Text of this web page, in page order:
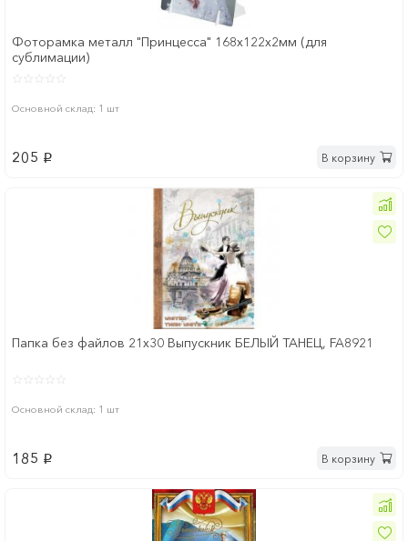
Фоторамка металл "Принцесса" 168x122х2мм (для
сублимации)
Основной склад: 1 шт
205 p В корзину
Папка без файлов 21x30 Выпускник БЕЛЫЙ ТАНЕЦ, FA8921
Основной склад: 1 шт
185 p В корзину